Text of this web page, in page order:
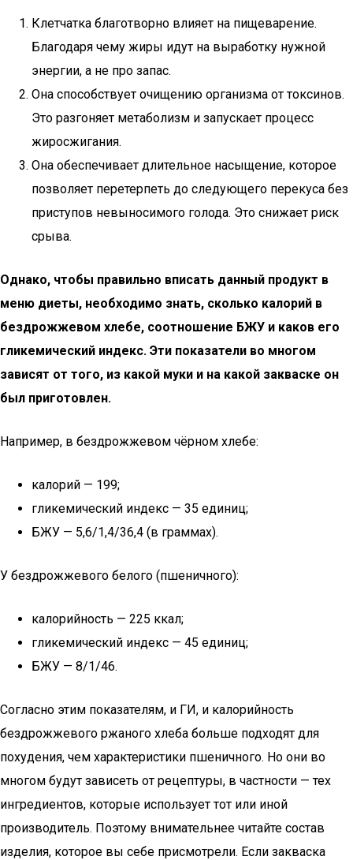
Клетчатка благотворно влияет на пищеварение.
Благодаря чему жиры идут на выработку нужной
энергии, а не про запас.
Она способствует очищению организма от токсинов.
Это разгоняет метаболизм и запускает процесс
жиросжигания.
Она обеспечивает длительное насыщение, которое
позволяет перетерпеть до следующего перекуса без
приступов невыносимого голода. Это снижает риск
срыва.
Однако, чтобы правильно вписать данный продукт в
меню диеты, необходимо знать, сколько калорий в
бездрожжевом хлебе, соотношение БЖУ и каков его
гликемический индекс. Эти показатели во многом
зависят от того, из какой муки и на какой закваске он
был приготовлен.
Например, в бездрожжевом чёрном хлебе:
калорий — 199;
гликемический индекс — 35 единиц;
БЖУ — 5,6/1,4/36,4 (в граммах).
У бездрожжевого белого (пшеничного):
калорийность — 225 ккал;
гликемический индекс — 45 единиц;
БЖУ — 8/1/46.
Согласно этим показателям, и ГИ, и калорийность
бездрожжевого ржаного хлеба больше подходят для
похудения, чем характеристики пшеничного. Но они во
многом будут зависеть от рецептуры, в частности — тех
ингредиентов, которые использует тот или иной
производитель. Поэтому внимательнее читайте состав
изделия, которое вы себе присмотрели. Если закваска